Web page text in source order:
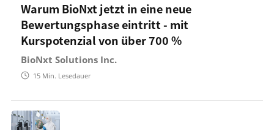
Warum BioNxt jetzt in eine neue
Bewertungsphase eintritt - mit
Kurspotenzial von über 700 %
BioNxt Solutions Inc.
15 Min. Lesedauer